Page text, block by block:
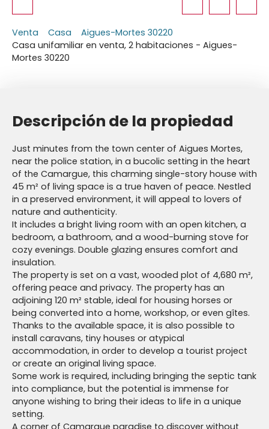
Venta Casa
Aigues-Mortes 30220
Casa unifamiliar en venta, 2 habitaciones - Aigues-
Mortes 30220
Descripción de la propiedad
Just minutes from the town center of Aigues Mortes,
near the police station, in a bucolic setting in the heart
of the Camargue, this charming single-story house with
45 m² of living space is a true haven of peace. Nestled
in a preserved environment, it will appeal to lovers of
nature and authenticity.
It includes a bright living room with an open kitchen, a
bedroom, a bathroom, and a wood-burning stove for
cozy evenings. Double glazing ensures comfort and
insulation.
The property is set on a vast, wooded plot of 4,680 m²,
offering peace and privacy. The property has an
adjoining 120 m² stable, ideal for housing horses or
being converted into a home, workshop, or even gîtes.
Thanks to the available space, it is also possible to
install caravans, tiny houses or atypical
accommodation, in order to develop a tourist project
or create an original living space.
Some work is required, including bringing the septic tank
into compliance, but the potential is immense for
anyone wishing to bring their ideas to life in a unique
setting.